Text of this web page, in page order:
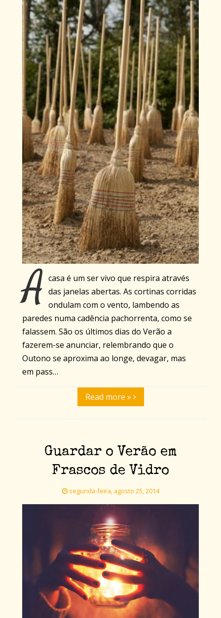
A casa é um ser vivo que respira através
das janelas abertas. As cortinas corridas
ondulam com o vento, lambendo as
paredes numa cadência pachorrenta, como se
falassem. São os últimos dias do Verão a
fazerem-se anunciar, relembrando que o
Outono se aproxima ao longe, devagar, mas
em pass…
Read more »
Guardar o Verão em
Frascos de Vidro
segunda-feira, agosto 25, 2014